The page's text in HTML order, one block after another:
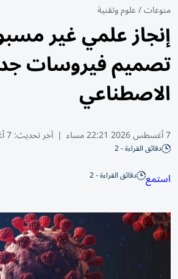
منوعات/علوم وتقنية
إنجاز علمي غير
تصميم فيروسات
الاصطناعي
7 أغسطس 2026 22:21 مساء | آخر تحديث:7 أغسطس 22:22 2026
دقائق القراءة - 2
استمع دقائق القراءة - 2